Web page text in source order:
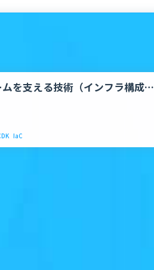
を支える技術（インフラ構成管
IaC